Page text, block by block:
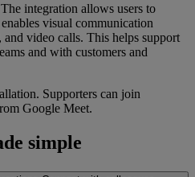
integration allows users to
visual communication
video calls. This helps support
and with customers and
Supporters can join
Google Meet.
simple